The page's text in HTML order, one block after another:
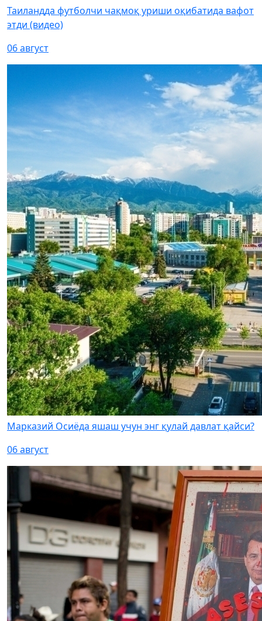
Таиландда футболчи чақмоқ уриши оқибатида вафот
этди (видео)
06 август
Марказий Осиёда яшаш учун энг қулай давлат қайси?
06 август